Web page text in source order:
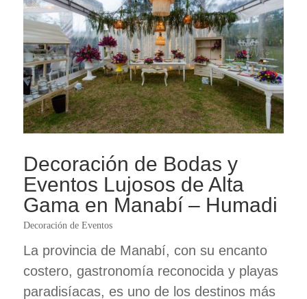
Decoración de Bodas y
Eventos Lujosos de Alta
Gama en Manabí – Humadi
Decoración de Eventos
La provincia de Manabí, con su encanto
costero, gastronomía reconocida y playas
paradisíacas, es uno de los destinos más